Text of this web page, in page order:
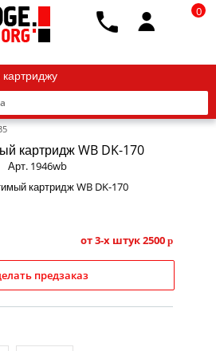
картриджу
0
картридж WB DK-170
Арт. 1946wb
от 3-х штук2500 p
предзаказ